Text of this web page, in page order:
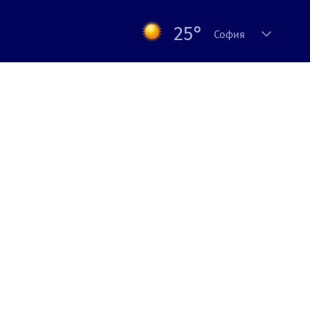
25° София